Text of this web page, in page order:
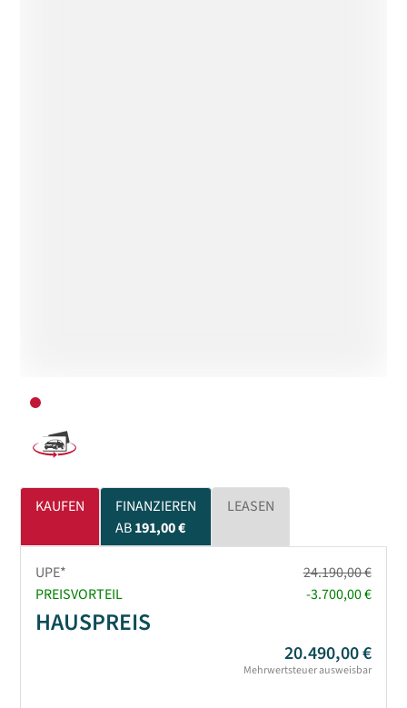
KAUFEN
FINANZIEREN
AB191,00 €
LEASEN
UPE*
24.190,00 €
PREISVORTEIL
-3.700,00 €
HAUSPREIS
20.490,00 €
Mehrwertsteuer ausweisbar